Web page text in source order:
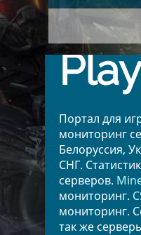
Play
Портал для
мониторинг
Белоруссия,
СНГ.
серверов.
мониторинг.
мониторинг.
так же